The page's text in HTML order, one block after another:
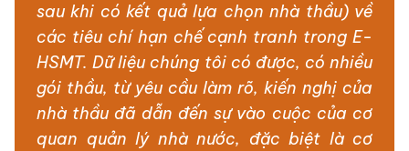
sau khi có kết quả lựa chọn nhà thầu) về
các tiêu chí hạn chế cạnh tranh trong E-
HSMT. Dữ liệu chúng tôi có được, có nhiều
gói thầu, từ yêu cầu làm rõ, kiến nghị của
nhà thầu đã dẫn đến sự vào cuộc của cơ
quan quản lý nhà nước, đặc biệt là cơ